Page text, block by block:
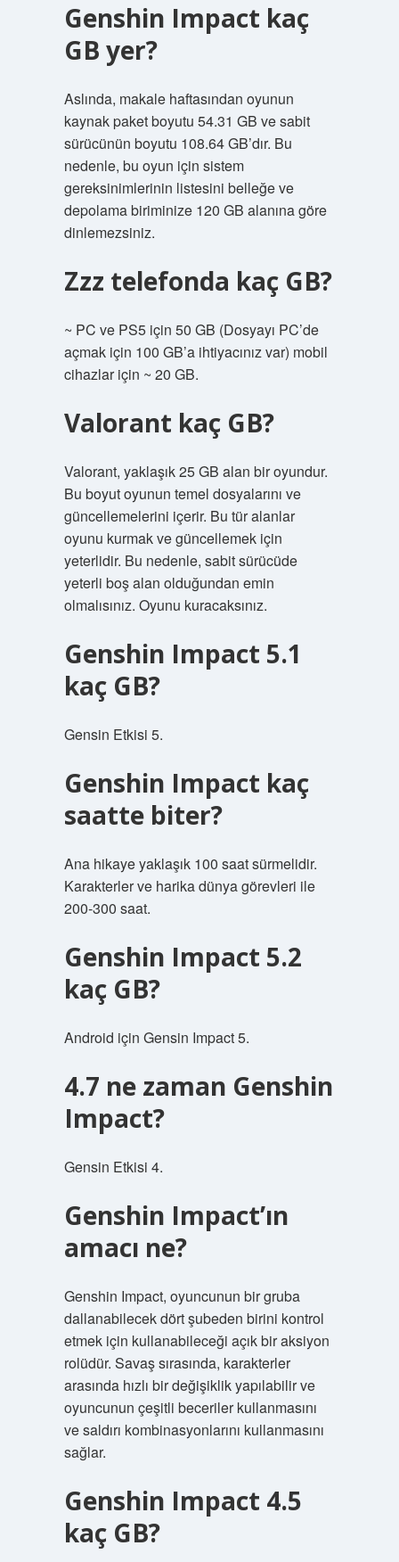
Genshin Impact kaç
GB yer?
Aslında, makale haftasından oyunun
kaynak paket boyutu 54.31 GB ve sabit
sürücünün boyutu 108.64 GB’dır. Bu
nedenle, bu oyun için sistem
gereksinimlerinin listesini belleğe ve
depolama biriminize 120 GB alanına göre
dinlemezsiniz.
Zzz telefonda kaç GB?
~ PC ve PS5 için 50 GB (Dosyayı PC’de
açmak için 100 GB’a ihtiyacınız var) mobil
cihazlar için ~ 20 GB.
Valorant kaç GB?
Valorant, yaklaşık 25 GB alan bir oyundur.
Bu boyut oyunun temel dosyalarını ve
güncellemelerini içerir. Bu tür alanlar
oyunu kurmak ve güncellemek için
yeterlidir. Bu nedenle, sabit sürücüde
yeterli boş alan olduğundan emin
olmalısınız. Oyunu kuracaksınız.
Genshin Impact 5.1
kaç GB?
Gensin Etkisi 5.
Genshin Impact kaç
saatte biter?
Ana hikaye yaklaşık 100 saat sürmelidir.
Karakterler ve harika dünya görevleri ile
200-300 saat.
Genshin Impact 5.2
kaç GB?
Android için Gensin Impact 5.
4.7 ne zaman Genshin
Impact?
Gensin Etkisi 4.
Genshin Impact’ın
amacı ne?
Genshin Impact, oyuncunun bir gruba
dallanabilecek dört şubeden birini kontrol
etmek için kullanabileceği açık bir aksiyon
rolüdür. Savaş sırasında, karakterler
arasında hızlı bir değişiklik yapılabilir ve
oyuncunun çeşitli beceriler kullanmasını
ve saldırı kombinasyonlarını kullanmasını
sağlar.
Genshin Impact 4.5
kaç GB?